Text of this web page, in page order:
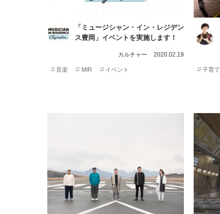
「ミュージシャン・イン・レジデン
ス豊岡」イベントを実施します！
カルチャー 2020.02.19
音楽 MIR イベント 子育て